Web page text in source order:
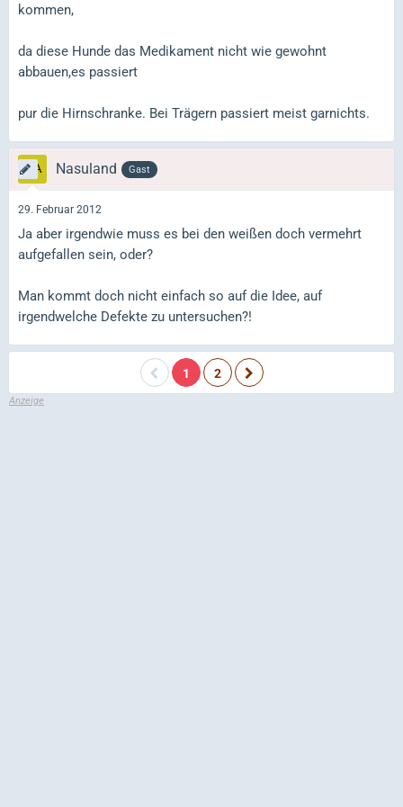
kommen,
da diese Hunde das Medikament nicht wie gewohnt
abbauen,es passiert
pur die Hirnschranke. Bei Trägern passiert meist garnichts.
Nasuland Gast
29. Februar 2012
Ja aber irgendwie muss es bei den weißen doch vermehrt
aufgefallen sein, oder?
Man kommt doch nicht einfach so auf die Idee, auf
irgendwelche Defekte zu untersuchen?!
1 2